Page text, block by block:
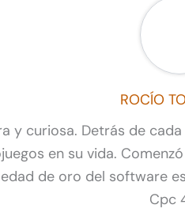
ROCÍO
y curiosa. Detrás de
en su vida.
de oro del software
Cpc